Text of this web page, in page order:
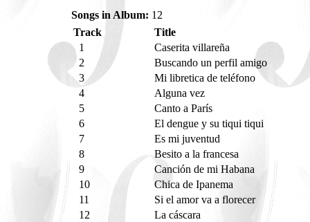
Songs in Album: 12
Track
Title
1
Caserita villareña
2
Buscando un perfil amigo
3
Mi libretica de teléfono
4
Alguna vez
5
Canto a París
6
El dengue y su tiqui tiqui
7
Es mi juventud
8
Besito a la francesa
9
Canción de mi Habana
10
Chica de Ipanema
11
Si el amor va a florecer
12
La cáscara